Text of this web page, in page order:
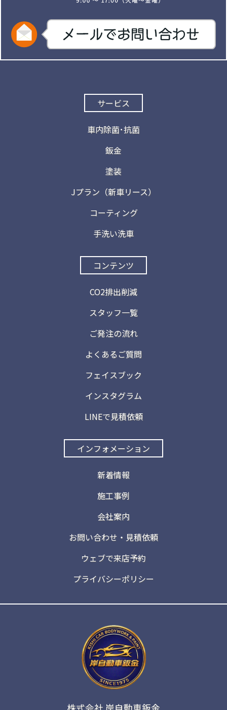
サービス
車内除菌･抗菌
鈑金
塗装
Jプラン（新車リース）
コーティング
手洗い洗車
コンテンツ
CO2排出削減
スタッフ一覧
ご発注の流れ
よくあるご質問
フェイスブック
インスタグラム
LINEで見積依頼
インフォメーション
新着情報
施工事例
会社案内
お問い合わせ・見積依頼
ウェブで来店予約
プライバシーポリシー